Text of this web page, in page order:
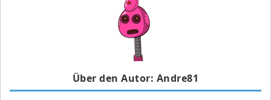
Über den Autor: Andre81